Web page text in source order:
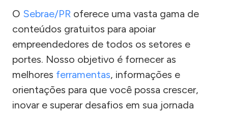
O Sebrae/PR oferece uma vasta gama de
conteúdos gratuitos para apoiar
empreendedores de todos os setores e
portes. Nosso objetivo é fornecer as
melhores ferramentas, informações e
orientações para que você possa crescer,
inovar e superar desafios em sua jornada